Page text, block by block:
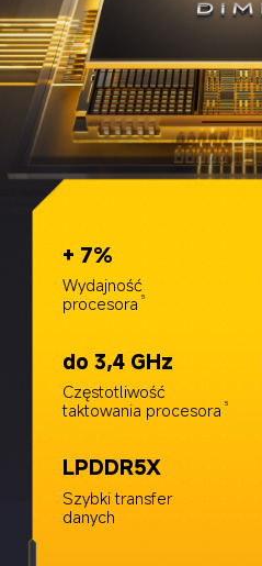
+ 7%
Wydajność
procesora 5
do 3,4 GHz
Częstotliwość
taktowania procesora 5
LPDDR5X
Szybki transfer
danych